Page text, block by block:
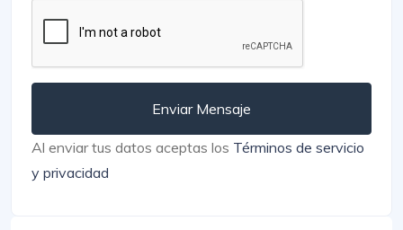
Enviar Mensaje
Al enviar tus datos aceptas los Términos de servicio
y privacidad